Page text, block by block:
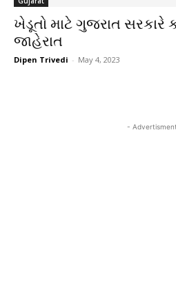
ખેડૂતો માટે ગુજરાત સરકારે
જાહેરાત
Dipen Trivedi - May 4, 2023
-